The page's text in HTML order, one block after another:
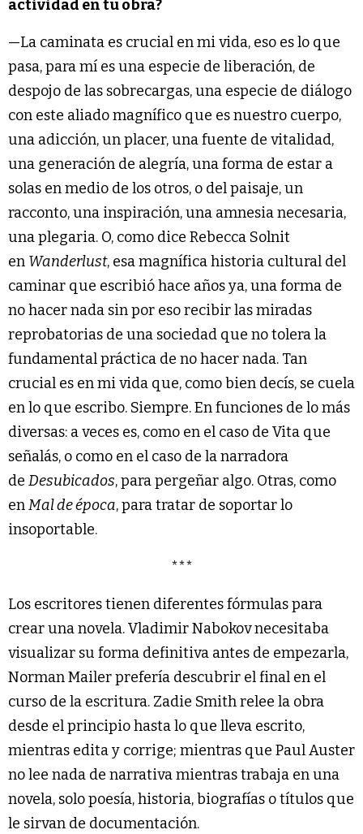
actividad en tu obra?
—La caminata es crucial en mi vida, eso es lo que
pasa, para mí es una especie de liberación, de
despojo de las sobrecargas, una especie de diálogo
con este aliado magnífico que es nuestro cuerpo,
una adicción, un placer, una fuente de vitalidad,
una generación de alegría, una forma de estar a
solas en medio de los otros, o del paisaje, un
racconto, una inspiración, una amnesia necesaria,
una plegaria. O, como dice Rebecca Solnit
en Wanderlust, esa magnífica historia cultural del
caminar que escribió hace años ya, una forma de
no hacer nada sin por eso recibir las miradas
reprobatorias de una sociedad que no tolera la
fundamental práctica de no hacer nada. Tan
crucial es en mi vida que, como bien decís, se cuela
en lo que escribo. Siempre. En funciones de lo más
diversas: a veces es, como en el caso de Vita que
señalás, o como en el caso de la narradora
de Desubicados, para pergeñar algo. Otras, como
enMal de época, para tratar de soportar lo
insoportable.
***
Los escritores tienen diferentes fórmulas para
crear una novela. Vladimir Nabokov necesitaba
visualizar su forma definitiva antes de empezarla,
Norman Mailer prefería descubrir el final en el
curso de la escritura. Zadie Smith relee la obra
desde el principio hasta lo que lleva escrito,
mientras edita y corrige; mientras que Paul Auster
no lee nada de narrativa mientras trabaja en una
novela, solo poesía, historia, biografías o títulos que
le sirvan de documentación.